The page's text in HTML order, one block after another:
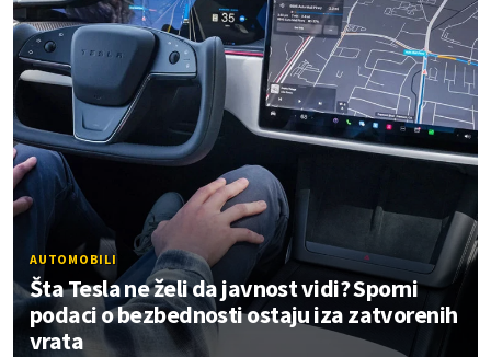
AUTOMOBILI
Šta Tesla ne želi da javnost vidi? Sporni
podaci o bezbednosti ostaju iza zatvorenih
vrata